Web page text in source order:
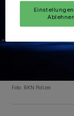
Foto: RKN Polizei
Ablehnen